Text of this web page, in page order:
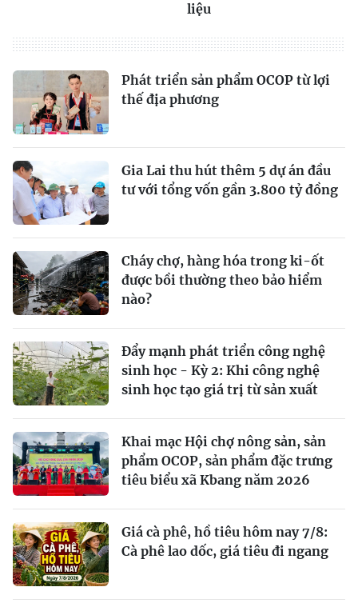
liệu
Phát triển sản phẩm OCOP từ lợi
thế địa phương
Gia Lai thu hút thêm 5 dự án đầu
tư với tổng vốn gần 3.800 tỷ đồng
Cháy chợ, hàng hóa trong ki-ốt
được bồi thường theo bảo hiểm
nào?
Đẩy mạnh phát triển công nghệ
sinh học - Kỳ 2: Khi công nghệ
sinh học tạo giá trị từ sản xuất
Khai mạc Hội chợ nông sản, sản
phẩm OCOP, sản phẩm đặc trưng
tiêu biểu xã Kbang năm 2026
Giá cà phê, hồ tiêu hôm nay 7/8:
Cà phê lao dốc, giá tiêu đi ngang